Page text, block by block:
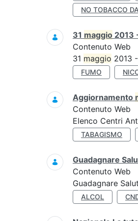
NO TOBACCO
31 maggio 2013
Contenuto Web
31 maggio 2013
FUMO
Aggiornamento
Contenuto Web
Elenco Centri
TABAGISMO
Guadagnare
Contenuto Web
Guadagnare
ALCOL